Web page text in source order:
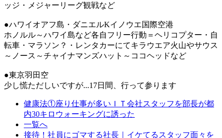
ッジ・メジャーリーグ観戦など
●ハワイオアフ島・ダニエルKイノウエ国際空港
ホノルル～ハワイ島など各自フリー行動＝ヘリコプター・自
転車・マラソン？・レンタカーにてキラウエア火山やサウス
～ノース～チャイナマンズハット～ココヘッドなど
●東京羽田空
少し慌ただしいですが...17日間、行って参ります
健康法①座り仕事が多いＩＴ会社スタッフを部長が都
内30キロウォーキングに誘った
一覧へ
接待！社員にゴマする社長｜イケてるスタッフ面々を